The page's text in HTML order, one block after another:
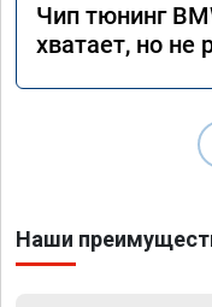
Чип тюнинг
хватает, но не
Наши